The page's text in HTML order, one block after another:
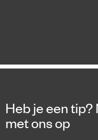
Heb je een tip?
met ons op